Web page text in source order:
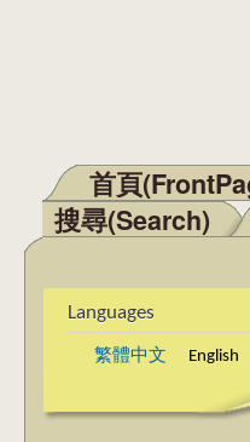
Main menu
首頁
搜尋(Search)
Languages
繁體中文 English